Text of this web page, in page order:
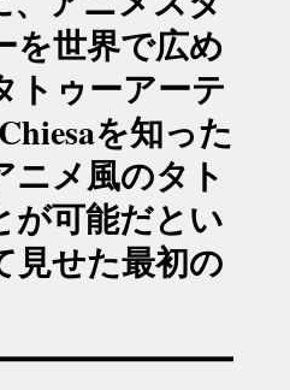
を世界で広め
トゥーアーテ
を知った
ニメ風のタト
が可能だとい
見せた最初の